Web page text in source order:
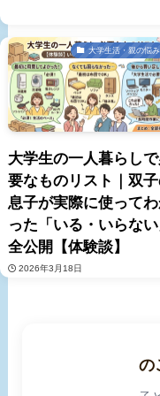
大学生活・親の悩み
大学生の一人暮らし
要なものリスト｜双
息子が実際に使って
った「いる・いらない
全公開【体験談】
2026年3月18日
の